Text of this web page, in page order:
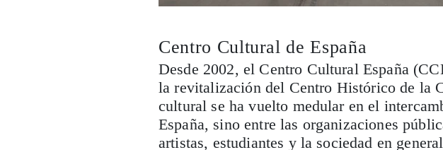
Centro Cultural de España
Desde 2002, el Centro Cultural España
la revitalización del Centro Histórico de la
cultural se ha vuelto medular en el
España, sino entre las organizaciones
artistas, estudiantes y la sociedad en